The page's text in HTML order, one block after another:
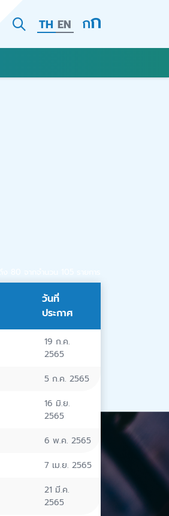
TH EN
วันที่
ประกาศ
19 ก.ค.
2565
5 ก.ค. 2565
16 มิ.ย.
2565
6 พ.ค. 2565
7 เม.ย. 2565
21 มี.ค.
2565